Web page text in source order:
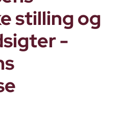
stilling og
-